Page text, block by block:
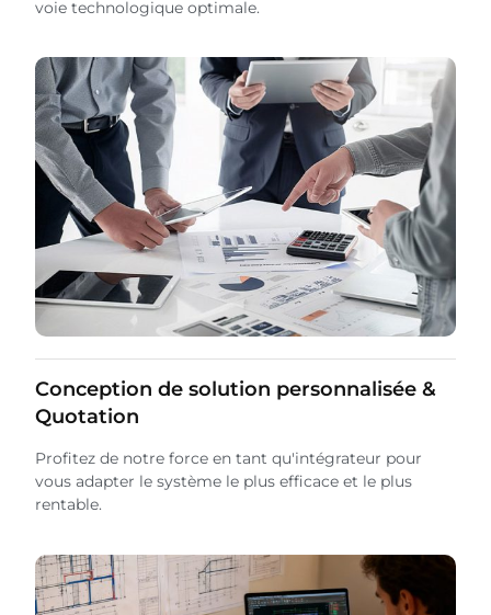
voie technologique optimale.
Conception de solution personnalisée &
Quotation
Profitez de notre force en tant qu'intégrateur pour
vous adapter le système le plus efficace et le plus
rentable.